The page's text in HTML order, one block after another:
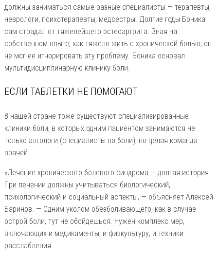
должны заниматься самые разные специалисты — терапевты,
неврологи, психотерапевты, медсестры. Долгие годы Боника
сам страдал от тяжелейшего остеоартрита. Зная на
собственном опыте, как тяжело жить с хронической болью, он
не мог ее игнорировать эту проблему. Боника основал
мультидисциплинарную клинику боли.
ЕСЛИ ТАБЛЕТКИ НЕ ПОМОГАЮТ
В нашей стране тоже существуют специализированные
клиники боли, в которых одним пациентом занимаются не
только алгологи (специалисты по боли), но целая команда
врачей.
«Лечение хронического болевого синдрома — долгая история.
При лечении должны учитываться биологический,
психологический и социальный аспекты, — объясняет Алексей
Баринов. — Одним уколом обезболивающего, как в случае
острой боли, тут не обойдешься. Нужен комплекс мер,
включающих и медикаменты, и физкультуру, и техники
расслабления.